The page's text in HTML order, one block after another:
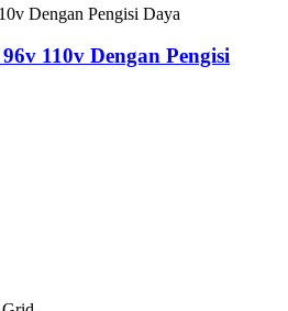
110v Dengan Pengisi